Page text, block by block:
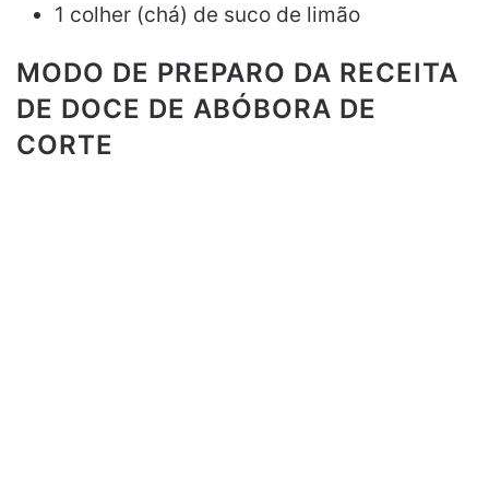
1 colher (chá) de suco de limão
MODO DE PREPARO DA RECEITA
DE DOCE DE ABÓBORA DE
CORTE